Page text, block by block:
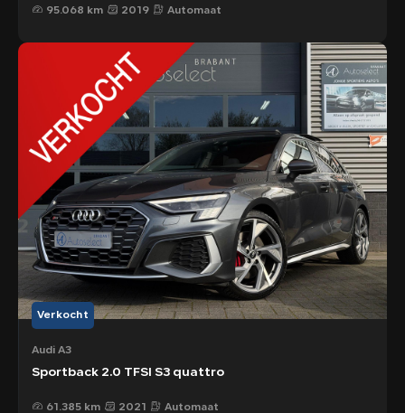
95.068 km 2019 Automaat
Verkocht
Audi A3
Sportback 2.0 TFSI S3 quattro
61.385 km 2021 Automaat